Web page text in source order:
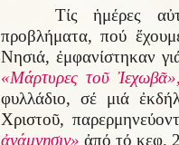
Τίς ἡμέρες
προβλήματα, πού
Νησιά, ἐμφανίστηκαν
«Μάρτυρες τοῦ Ἰεχωβᾶ»,
φυλλάδιο, σέ μιά
Χριστοῦ,
ἀνάμνησιν» ἀπό τό κεφ.